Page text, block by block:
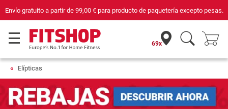
Envío gratuito a partir de 99,00 €para producto de paquetería excepto pesas.
69x
Elípticas